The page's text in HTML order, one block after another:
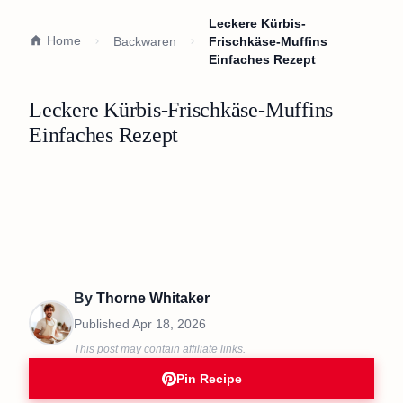
Home Backwaren
Leckere Kürbis-
Frischkäse-Muffins
Einfaches Rezept
Leckere Kürbis-Frischkäse-Muffins
Einfaches Rezept
By Thorne Whitaker
Published Apr 18, 2026
This post may contain affiliate links.
Pin Recipe